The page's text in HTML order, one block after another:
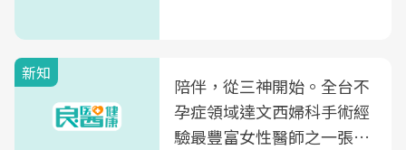
新知
陪伴，從三神開始。全台不
孕症領域達文西婦科手術經
驗最豐富女性醫師之一張永